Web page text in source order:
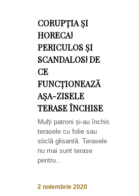
CORUPȚIA ȘI
HORECA!
PERICULOS ȘI
SCANDALOS! DE
CE
FUNCȚIONEAZĂ
AȘA-ZISELE
TERASE ÎNCHISE
Mulți patroni și-au închis
terasele cu folie sau
sticlă glisantă. Terasele
nu mai sunt terase
pentru...
2 noiembrie 2020